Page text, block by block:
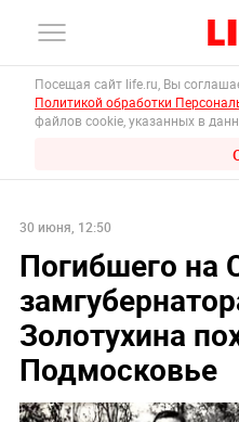
Посещая сайт life.ru, Вы
Политикой обработки
файлов cookie, указанных в
30 июня, 12:50
Погибшего на
Золотухина
Подмосковье